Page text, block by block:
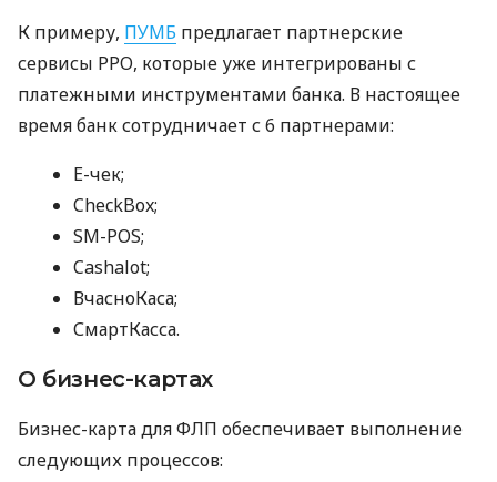
К примеру, ПУМБ предлагает партнерские
сервисы РРО, которые уже интегрированы с
платежными инструментами банка. В настоящее
время банк сотрудничает с 6 партнерами:
E-чек;
CheckBox;
SM-POS;
Cashalot;
ВчасноКаса;
СмартКасса.
О бизнес-картах
Бизнес-карта для ФЛП обеспечивает выполнение
следующих процессов: